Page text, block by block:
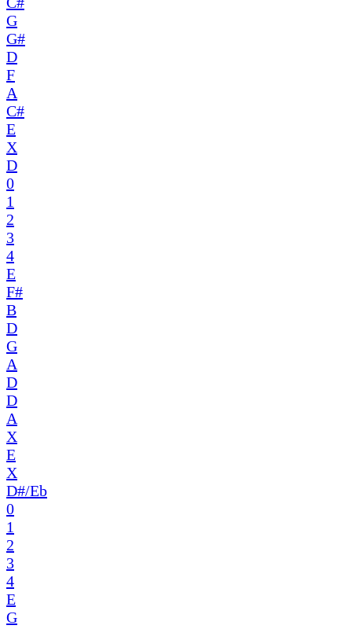
G
G#
D
F
A
C#
E
X
D
0
1
2
3
4
E
F#
B
D
G
A
D
D
A
X
E
X
D#/Eb
0
1
2
3
4
E
G